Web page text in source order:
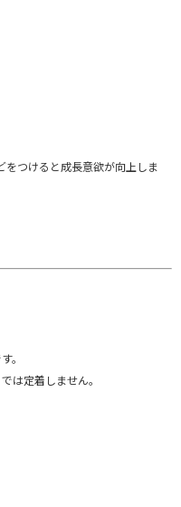
つけると成長意欲が向上しま
。
は定着しません。